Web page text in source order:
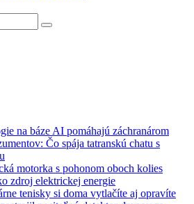
na báze AI pomáhajú záchranárom
Čo spája tatranskú chatu s
motorka s pohonom oboch kolies
zdroj elektrickej energie
tenisky si doma vytlačíte aj opravíte